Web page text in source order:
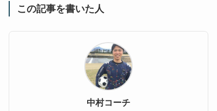
この記事を書いた人
中村コーチ